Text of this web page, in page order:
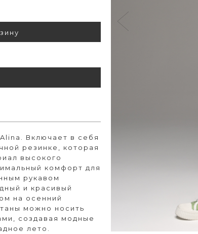
Включает в себя
резинке, которая
высокого
комфорт для
рукавом
и красивый
на осенний
можно носить
создавая модные
лето.